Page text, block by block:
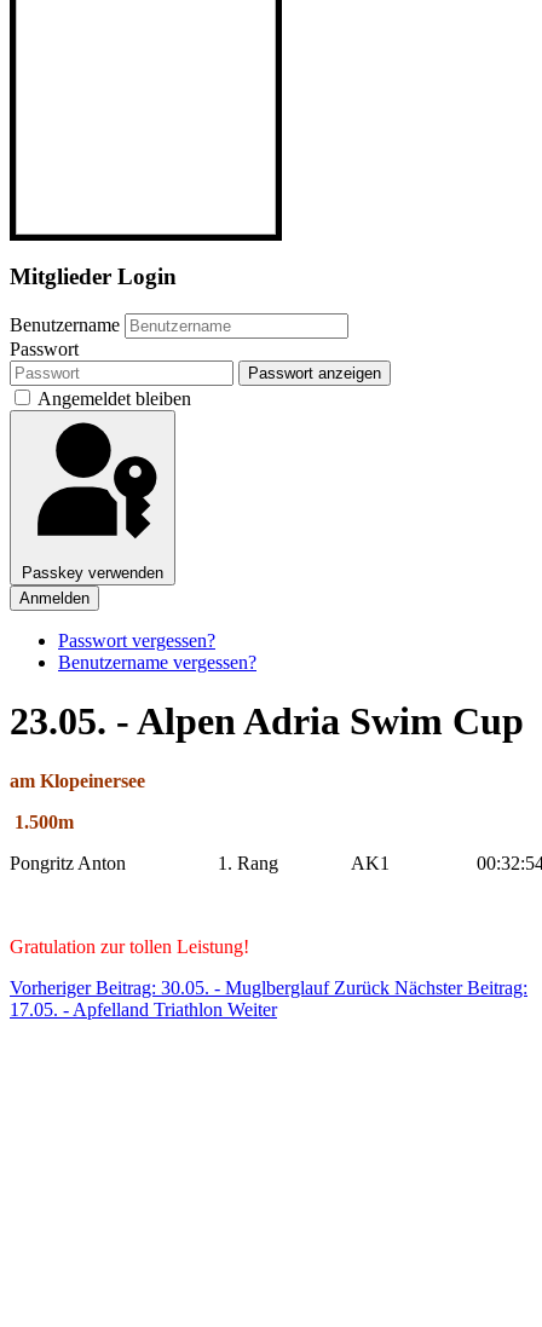
Mitglieder Login
Benutzername
Passwort
Passwort anzeigen
Angemeldet bleiben
Passkey verwenden
Anmelden
Passwort vergessen?
Benutzername vergessen?
23.05. - Alpen Adria Swim Cup
am Klopeinersee
1.500m
Pongritz Anton
1. Rang AK1
Gratulation zur tollen Leistung!
Vorheriger Beitrag: 30.05. - Muglberglauf Zurück Nächster Beitrag:
17.05. - Apfelland Triathlon Weiter